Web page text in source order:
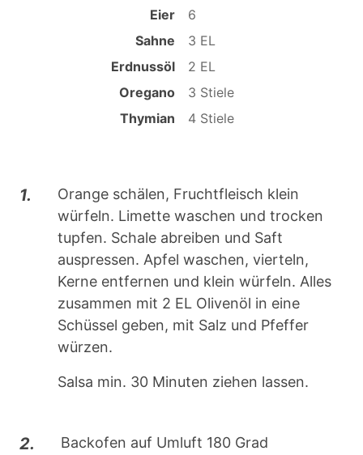
Eier
6
Sahne
3 EL
Erdnussöl
2 EL
Oregano
3 Stiele
Thymian
4 Stiele
1.
Orange schälen, Fruchtfleisch klein
würfeln. Limette waschen und trocken
tupfen. Schale abreiben und Saft
auspressen. Apfel waschen, vierteln,
Kerne entfernen und klein würfeln. Alles
zusammen mit 2 EL Olivenöl in eine
Schüssel geben, mit Salz und Pfeffer
würzen.
Salsa min. 30 Minuten ziehen lassen.
2.
Backofen auf Umluft 180 Grad